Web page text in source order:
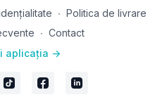
∙ Politica de livrare
∙ Contact
aplicația ->